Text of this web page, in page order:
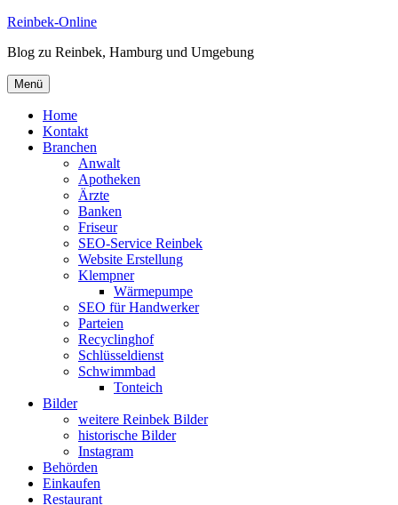
Zum
springen
Reinbek-Online
Blog zu Reinbek, Hamburg und Umgebung
Menü
Home
Kontakt
Branchen
Anwalt
Apotheken
Ärzte
Banken
Friseur
SEO-Service Reinbek
Website Erstellung
Klempner
Wärmepumpe
SEO für Handwerker
Parteien
Recyclinghof
Schlüsseldienst
Schwimmbad
Tonteich
Bilder
weitere Reinbek Bilder
historische Bilder
Instagram
Behörden
Einkaufen
Restaurant